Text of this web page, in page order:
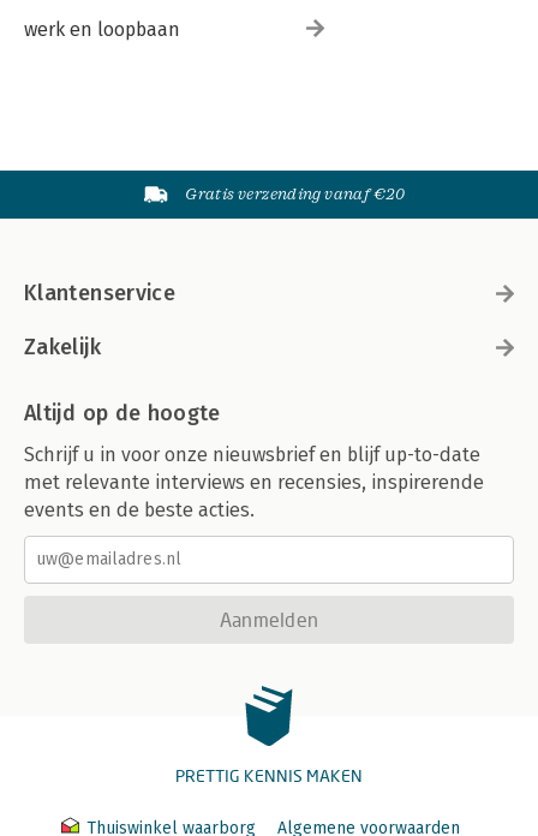
werk en loopbaan
Gratis verzending vanaf €20
Klantenservice
Zakelijk
Altijd op de hoogte
Schrijf u in voor onze nieuwsbrief en blijf up-to-date
met relevante interviews en recensies, inspirerende
events en de beste acties.
Aanmelden
PRETTIG KENNIS MAKEN
Thuiswinkel waarborg Algemene voorwaarden